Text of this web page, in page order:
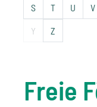
S T U V
Y Z
Freie